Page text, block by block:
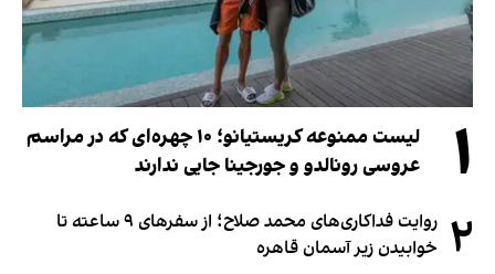
۱
لیست ممنوعه کریستیانو؛ ۱۰ چهره‌ای که در مراسم
عروسی رونالدو و جورجینا جایی ندارند
۲
روایت فداکاری‌های محمد صلاح؛ از سفرهای ۹ ساعته تا
خوابیدن زیر آسمان قاهره